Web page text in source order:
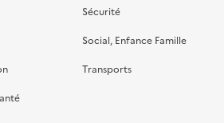
Sécurité
Social, Enfance Famille
Transports